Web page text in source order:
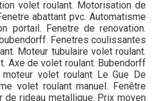
volet roulant. Motorisation de
abattant pvc. Automatisme
portail. Fenetre de renovation.
Fenetres coulissantes
Moteur tubulaire volet roulant.
Axe de volet roulant. Bubendorff
volet roulant Le Gue De
volet roulant manuel. Fenêtre
de rideau metallique. Prix moyen